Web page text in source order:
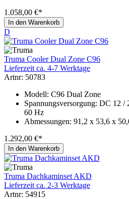
1.058,00 €*
In den Warenkorb
D
Truma Cooler Dual Zone C96
Lieferzeit ca. 4-7 Werktage
Artnr: 50783
Modell: C96 Dual Zone
Spannungsversorgung: DC 12
60 Hz
Abmessungen: 91,2 x 53,6 x
1.292,00 €*
In den Warenkorb
Truma Dachkaminset AKD
Lieferzeit ca. 2-3 Werktage
Artnr: 54915